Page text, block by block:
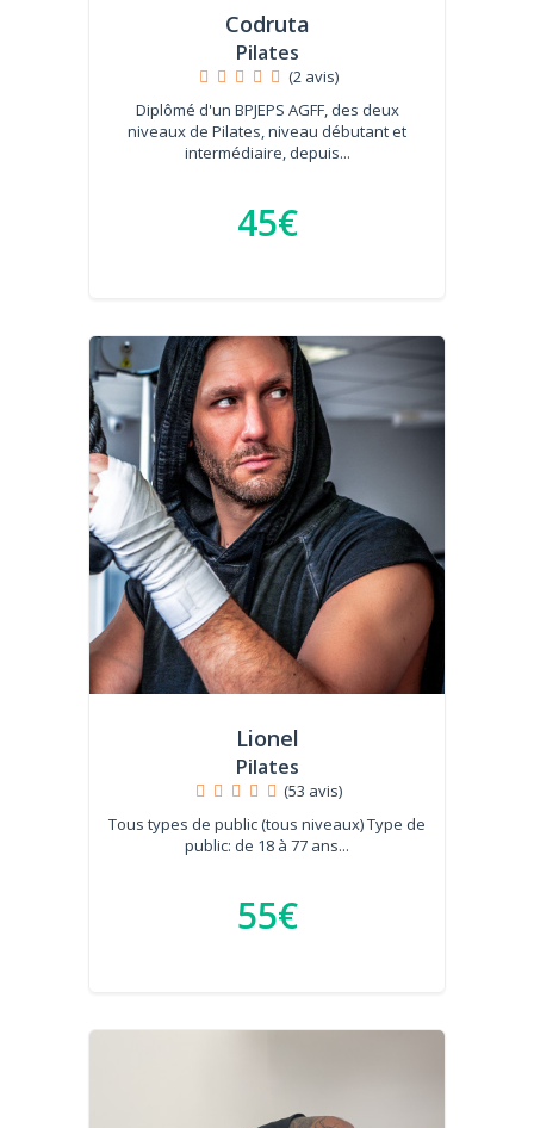
Codruta
Pilates
(2 avis)
Diplômé d'un BPJEPS AGFF, des deux
niveaux de Pilates, niveau débutant et
intermédiaire, depuis...
45€
Lionel
Pilates
(53 avis)
Tous types de public (tous niveaux) Type de
public: de 18 à 77 ans...
55€